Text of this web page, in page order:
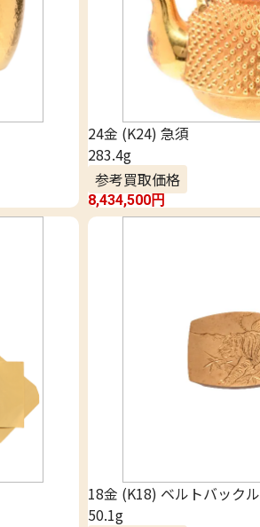
24金 (K24) 急須
283.4g
参考買取価格
8,434,500円
18金 (K18) ベルトバックル
50.1g